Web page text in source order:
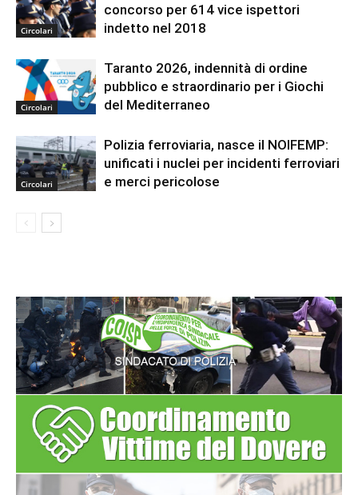
Circolari
concorso per 614 vice ispettori
indetto nel 2018
Circolari
Taranto 2026, indennità di ordine
pubblico e straordinario per i Giochi
del Mediterraneo
Circolari
Polizia ferroviaria, nasce il NOIFEMP:
unificati i nuclei per incidenti ferroviari
e merci pericolose